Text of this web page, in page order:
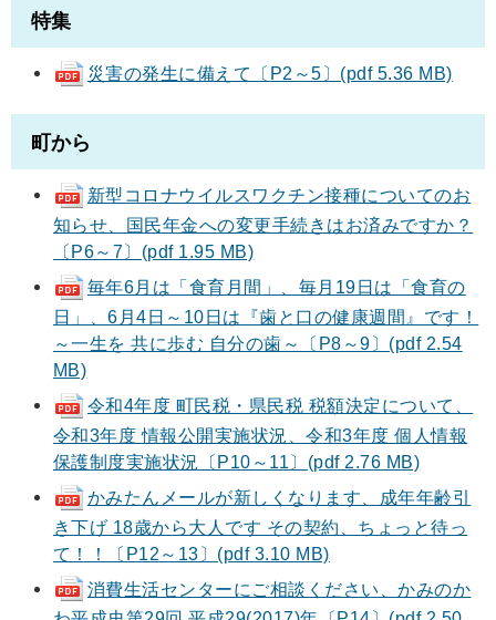
特集
災害の発生に備えて〔P2～5〕(pdf 5.36 MB)
町から
新型コロナウイルスワクチン接種についてのお
知らせ、国民年金への変更手続きはお済みですか？
〔P6～7〕(pdf 1.95 MB)
毎年6月は「食育月間」、毎月19日は「食育の
日」、6月4日～10日は『歯と口の健康週間』です！
～一生を 共に歩む 自分の歯～〔P8～9〕(pdf 2.54
MB)
令和4年度 町民税・県民税 税額決定について、
令和3年度 情報公開実施状況、令和3年度 個人情報
保護制度実施状況〔P10～11〕(pdf 2.76 MB)
かみたんメールが新しくなります、成年年齢引
き下げ 18歳から大人です その契約、ちょっと待っ
て！！〔P12～13〕(pdf 3.10 MB)
消費生活センターにご相談ください、かみのか